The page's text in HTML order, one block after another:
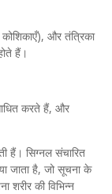
कोशिकाएँ), और तंत्रिका
हैं।
करते हैं, और
हैं। सिग्नल संचारित
जाता है, जो सूचना के
शरीर की विभिन्न